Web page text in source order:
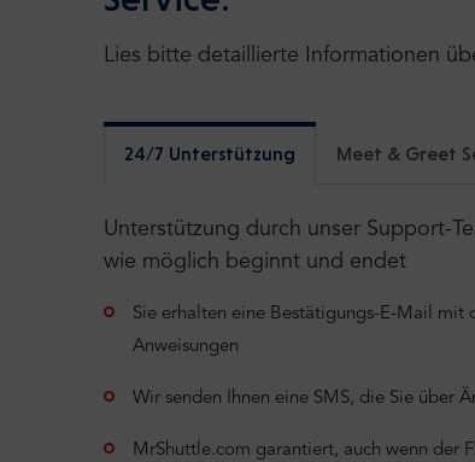
Lies bitte detaillierte Informationen
24/7 Unterstützung Meet & Greet
Unterstützung durch unser Support-
wie möglich beginnt und endet
Sie erhalten eine Bestätigungs-E-Mail mit
Anweisungen
Wir senden Ihnen eine SMS, die Sie über
MrShuttle.com garantiert, auch wenn der